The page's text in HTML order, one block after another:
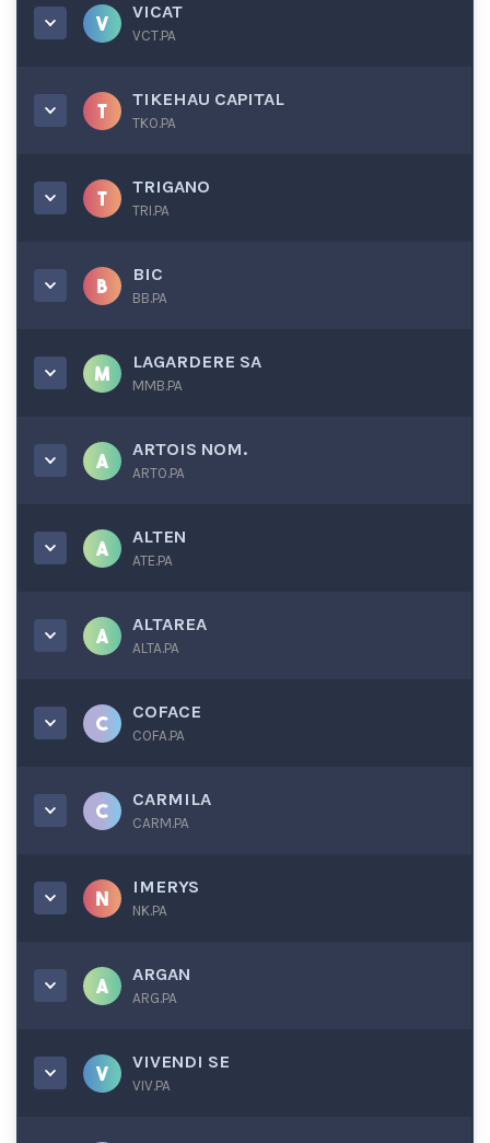
VICAT
VCT.PA
TIKEHAU CAPITAL
TKO.PA
TRIGANO
TRI.PA
BIC
BB.PA
LAGARDERE SA
MMB.PA
ARTOIS NOM.
ARTO.PA
ALTEN
ATE.PA
ALTAREA
ALTA.PA
COFACE
COFA.PA
CARMILA
CARM.PA
IMERYS
NK.PA
ARGAN
ARG.PA
VIVENDI SE
VIV.PA